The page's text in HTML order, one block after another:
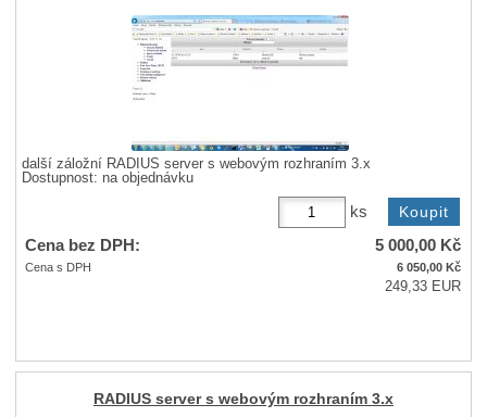
další záložní RADIUS server s webovým rozhraním 3.x
Dostupnost: na objednávku
ks
Cena bez DPH: 5 000,00 Kč
Cena s DPH 6 050,00Kč
249,33 EUR
RADIUS server s webovým rozhraním 3.x